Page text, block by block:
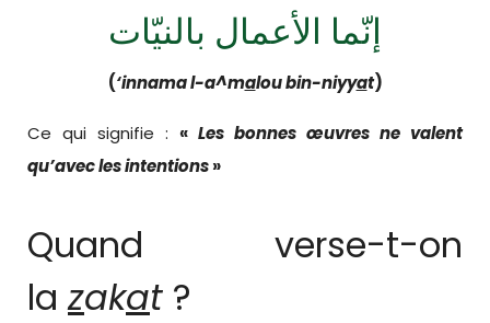
إنّما الأعمال بالنيّات
(‘innama l-a^malou bin-niyyat)
Ce qui signifie : « Les bonnes œuvres ne valent
qu’avec les intentions»
Quand verse-t-on
la zakat ?